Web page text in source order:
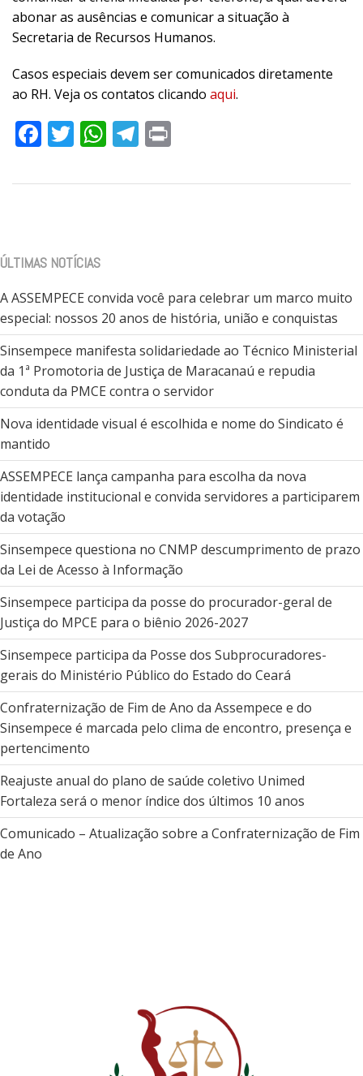
abonar as ausências e comunicar a situação à
Secretaria de Recursos Humanos.
Casos especiais devem ser comunicados diretamente
ao RH. Veja os contatos clicando aqui.
Facebook
Twitter
WhatsApp
Telegram
ÚLTIMAS NOTÍCIAS
A ASSEMPECE convida você para celebrar um marco muito
especial: nossos 20 anos de história, união e conquistas
Sinsempece manifesta solidariedade ao Técnico Ministerial
da 1ª Promotoria de Justiça de Maracanaú e repudia
conduta da PMCE contra o servidor
Nova identidade visual é escolhida e nome do Sindicato é
mantido
ASSEMPECE lança campanha para escolha da nova
identidade institucional e convida servidores a participarem
da votação
Sinsempece questiona no CNMP descumprimento de prazo
da Lei de Acesso à Informação
Sinsempece participa da posse do procurador-geral de
Justiça do MPCE para o biênio 2026-2027
Sinsempece participa da Posse dos Subprocuradores-
gerais do Ministério Público do Estado do Ceará
Confraternização de Fim de Ano da Assempece e do
Sinsempece é marcada pelo clima de encontro, presença e
pertencimento
Reajuste anual do plano de saúde coletivo Unimed
Fortaleza será o menor índice dos últimos 10 anos
Comunicado – Atualização sobre a Confraternização de Fim
de Ano